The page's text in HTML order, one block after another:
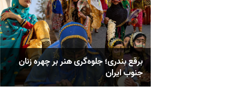
برقع بندری؛ جلوه‌گری هنر بر چهره زنان
جنوب ایران